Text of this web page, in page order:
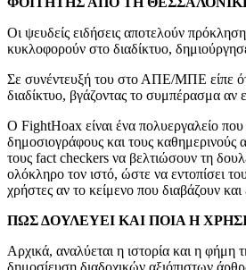
Οι ψευδείς ειδήσεις αποτελούν
κυκλοφορούν στο διαδίκτυο,
Σε συνέντευξή του στο ΑΠΕ/ΜΠΕ είπε
διαδίκτυο, βγάζοντας το συμπέρασμα αν
Ο FightHoax είναι ένα πολυεργαλείο
δημοσιογράφους και τους
τους fact checkers να βελτιώσουν τη
ολόκληρο τον ιστό, ώστε να εντοπίσει
χρήστες αν το κείμενο που διαβάζουν και
ΠΩΣ ΔΟΥΛΕΥΕΙ ΚΑΙ ΠΟΙΑ Η
Αρχικά, αναλύεται η ιστορία και η